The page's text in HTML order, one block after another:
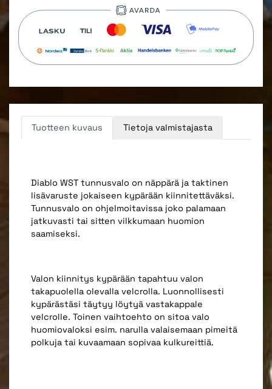
Tuotteen kuvaus Tietoja valmistajasta
Diablo WST tunnusvalo on näppärä ja taktinen
lisävaruste jokaiseen kypärään kiinnitettäväksi.
Tunnusvalo on ohjelmoitavissa joko palamaan
jatkuvasti tai sitten vilkkumaan huomion
saamiseksi.
Valon kiinnitys kypärään tapahtuu valon
takapuolella olevalla velcrolla. Luonnollisesti
kypärästäsi täytyy löytyä vastakappale
velcrolle. Toinen vaihtoehto on sitoa valo
huomiovaloksi esim. narulla valaisemaan pimeitä
polkuja tai kuvaamaan sopivaa kulkureittiä.